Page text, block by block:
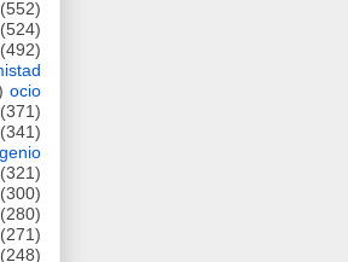
(552)
(524)
(492)
ocio
(371)
(341)
(321)
(300)
(280)
(271)
(248)